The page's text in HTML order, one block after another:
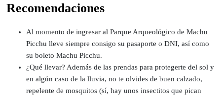
Recomendaciones
Al momento de ingresar al Parque Arqueológico de Machu
Picchu lleve siempre consigo su pasaporte o DNI, así como
su boleto Machu Picchu.
¿Qué llevar? Además de las prendas para protegerte del sol y
en algún caso de la lluvia, no te olvides de buen calzado,
repelente de mosquitos (sí, hay unos insectitos que pican